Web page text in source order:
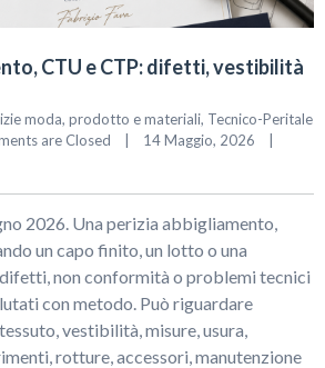
CTU e CTP: difetti, vestibilità
moda, prodotto e materiali, Tecnico-Peritale
are Closed | 14 Maggio, 2026 |
2026. Una perizia abbigliamento,
un capo finito, un lotto o una
non conformità o problemi tecnici
con metodo. Può riguardare
vestibilità, misure, usura,
rotture, accessori, manutenzione